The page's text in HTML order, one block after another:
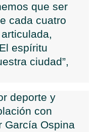
que ser
cada cuatro
espíritu
ciudad”,
deporte y
con
García Ospina